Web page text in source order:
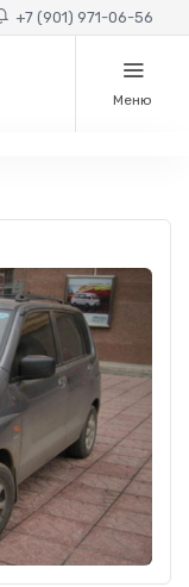
+7 (901) 971-06-56
Меню